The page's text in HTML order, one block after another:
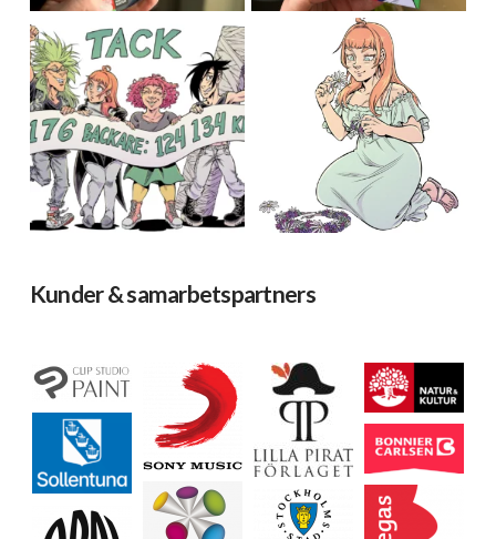
Ladda mer… Följ på Instagram
Kunder & samarbetspartners